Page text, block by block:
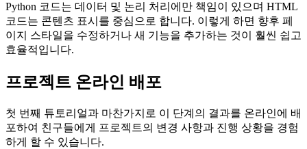
Python 코드는 데이터 및 논리 처리에만 책임이 있으며 HTML
코드는 콘텐츠 표시를 중심으로 합니다. 이렇게 하면 향후 페
이지 스타일을 수정하거나 새 기능을 추가하는 것이 훨씬 쉽고
효율적입니다.
프로젝트 온라인 배포
첫 번째 튜토리얼과 마찬가지로 이 단계의 결과를 온라인에 배
포하여 친구들에게 프로젝트의 변경 사항과 진행 상황을 경험
하게 할 수 있습니다.